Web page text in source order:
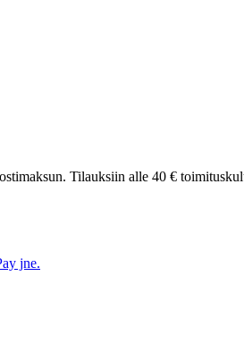
Tilauksiin alle 40 €
jne.